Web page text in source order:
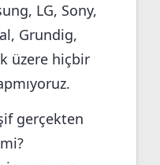
LG, Sony,
Grundig,
üzere hiçbir
gerçekten